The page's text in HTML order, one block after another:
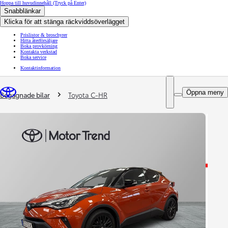
Hoppa till huvudinnehåll (Tryck på Enter)
Snabblänkar
Klicka för att stänga räckviddsöverlägget
Prislistor & broschyrer
Hitta återförsäljare
Boka provkörning
Kontakta verkstad
Boka service
Kontaktinformation
Öppna meny
You are here
Begagnade bilar Toyota C-HR